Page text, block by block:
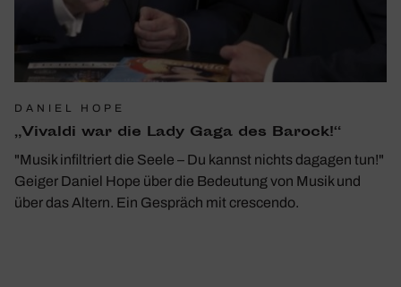
DANIEL HOPE
„Vivaldi war die Lady Gaga des Barock!“
"Musik infiltriert die Seele – Du kannst nichts dagagen tun!"
Geiger Daniel Hope über die Bedeutung von Musik und
über das Altern. Ein Gespräch mit crescendo.